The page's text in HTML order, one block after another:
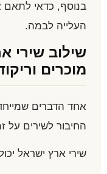
בנוסף, כדאי
העלייה לבמה.
שילוב שירי
מוכרים
אחד הדברים
החיבור לשירים על
שירי ארץ ישראל